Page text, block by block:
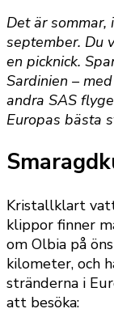
Det är
september. Du
en picknick.
Sardinien –
andra SAS
Europas bästa
Kristallklart
klippor finner
om Olbia på
kilometer, och
stränderna i
att besöka: